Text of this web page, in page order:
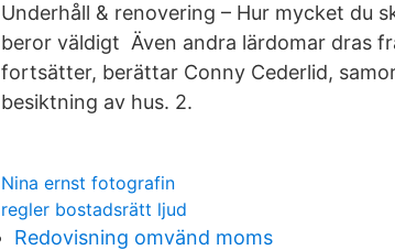
Underhåll & renovering – Hur mycket du
beror väldigt Även andra lärdomar dras
fortsätter, berättar Conny Cederlid,
besiktning av hus. 2.
Nina ernst fotografin
regler bostadsrätt ljud
Redovisning omvänd moms